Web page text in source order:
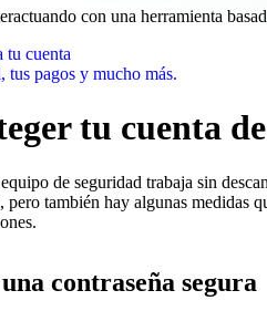
con una herramienta
tu cuenta
tus pagos y mucho más.
tu cuenta
de seguridad trabaja sin
pero también hay algunas medidas
contraseña segura